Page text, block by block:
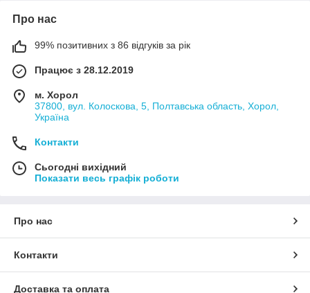
Про нас
99% позитивних з 86 відгуків за рік
Працює з 28.12.2019
м. Хорол
37800, вул. Колоскова, 5, Полтавська область, Хорол,
Україна
Контакти
Сьогодні вихідний
Показати весь графік роботи
Про нас
Контакти
Доставка та оплата